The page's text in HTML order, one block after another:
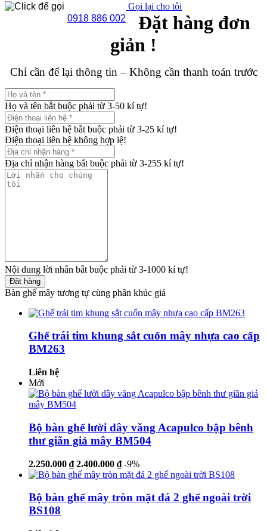
0918 886 002
Gọi lại cho tôi
Đặt hàng đơn
giản !
Chỉ cần để lại thông tin – Không cần thanh toán trước
Họ và tên bắt buộc phải từ 3-50 kí tự!
Điện thoại liên hệ bắt buộc phải từ 3-25 kí tự!
Điện thoại liên hệ không hợp lệ!
Địa chỉ nhận hàng bắt buộc phải từ 3-255 kí tự!
Nội dung lời nhắn bắt buộc phải từ 3-1000 kí tự!
Đặt hàng
Bàn ghế mây tương tự cùng phân khúc giá
Ghế trái tim khung sắt cuốn mây nhựa cao cấp
BM263
Liên hệ
Mới
Bộ bàn ghế lười dây văng Acapulco bập bênh
thư giãn giả mây BM504
2.250.000 ₫ 2.400.000 ₫ -9%
Bộ bàn ghế mây tròn mặt đá 2 ghế ngoài trời
BS108